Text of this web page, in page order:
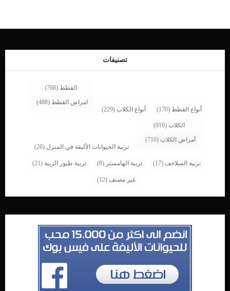
تصنيفات
أنواع القطط (170) أنواع الكلاب (229)
القطط (768)
امراض القطط (488)
الكلاب (916)
أمراض الكلاب (710)
تربية الحيوانات الأليفة في المنزل (26)
تربية السلاحف (17) تربية الهامستر (8) تربية طيور الزينة (21)
غير مصنف (12)